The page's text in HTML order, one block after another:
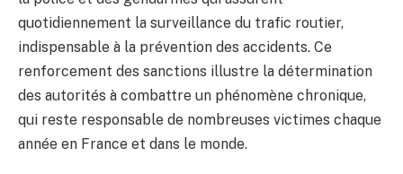
quotidiennement la surveillance du trafic routier,
indispensable à la prévention des accidents. Ce
renforcement des sanctions illustre la détermination
des autorités à combattre un phénomène chronique,
qui reste responsable de nombreuses victimes chaque
année en France et dans le monde.